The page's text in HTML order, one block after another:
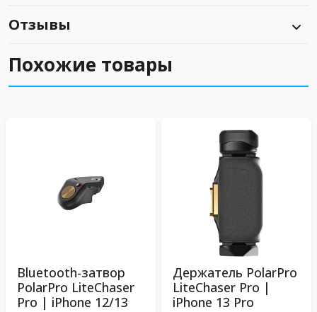
Отзывы
Похожие товары
Bluetooth-затвор
PolarPro LiteChaser
Pro | iPhone 12/13
Держатель PolarPro
LiteChaser Pro |
iPhone 13 Pro